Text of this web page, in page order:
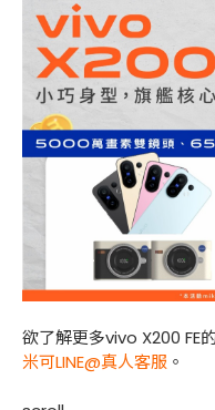
欲了解更多vivo X200 FE
米可LINE@真人客服 。